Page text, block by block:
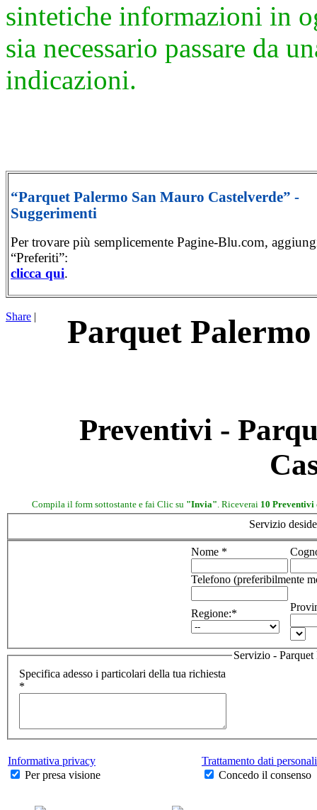
sintetiche informazioni in
sia necessario passare da
indicazioni.
“Parquet Palermo San Mauro Castelverde” -
Suggerimenti
Per trovare più semplicemente Pagine-Blu.com,
“Preferiti”:
clicca qui.
Share | Parquet
Preventivi -
Compila il form sottostante e fai Clic su "Invia" . Riceverai 10
Servizio
Nome *
Telefono (preferibilmente
Regione:*
Servizio - Parquet
Specifica adesso i particolari della tua richiesta
*
Informativa privacy
Per presa visione
Trattamento dati personali
Concedo il consenso